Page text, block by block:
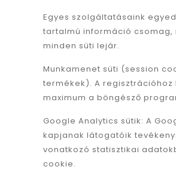
Egyes szolgáltatásaink
tartalmú információ
minden süti lejár.
Munkamenet süti (session
termékek). A
maximum a böngésző
Google Analytics sütik: A
kapjanak látogatóik
vonatkozó statisztikai
cookie.